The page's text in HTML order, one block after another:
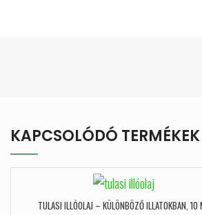
KAPCSOLÓDÓ TERMÉKEK
TULASI ILLÓOLAJ – KÜLÖNBÖZŐ ILLATOKBAN, 10